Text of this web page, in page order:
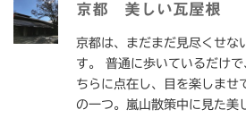
京都 美しい瓦屋根
京都は、まだまだ見尽くせな
す。 普通に歩いているだけ
ちらに点在し、目を楽しませ
の一つ。嵐山散策中に見た美